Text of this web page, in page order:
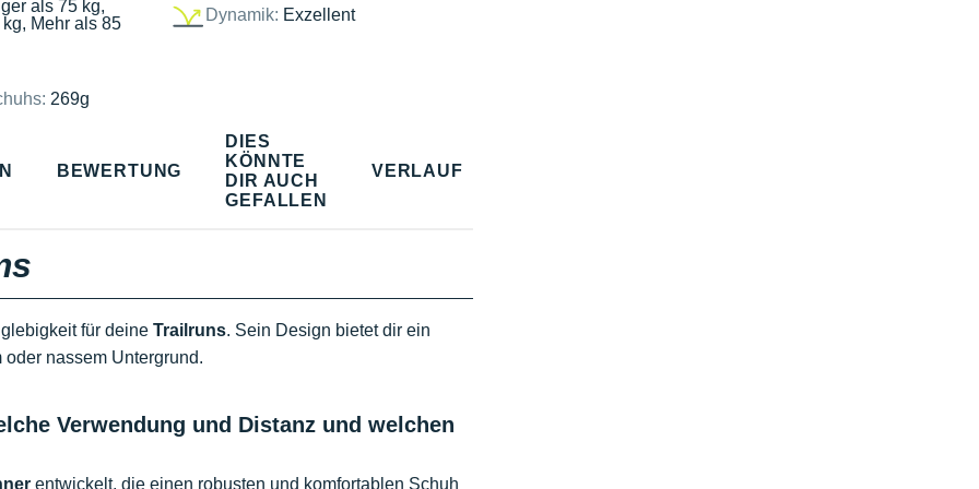
als 75 kg,
Mehr als 85
Dynamik: Exzellent
269g
BEWERTUNG
DIES
KÖNNTE
DIR AUCH
GEFALLEN
VERLAUF
für deine Trailruns. Sein Design bietet dir ein
nassem Untergrund.
Verwendung und Distanz und welchen
entwickelt, die einen robusten und komfortablen Schuh